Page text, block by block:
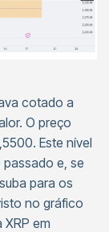
cotado a
O preço
Este nível
e, se
para os
no gráfico
em